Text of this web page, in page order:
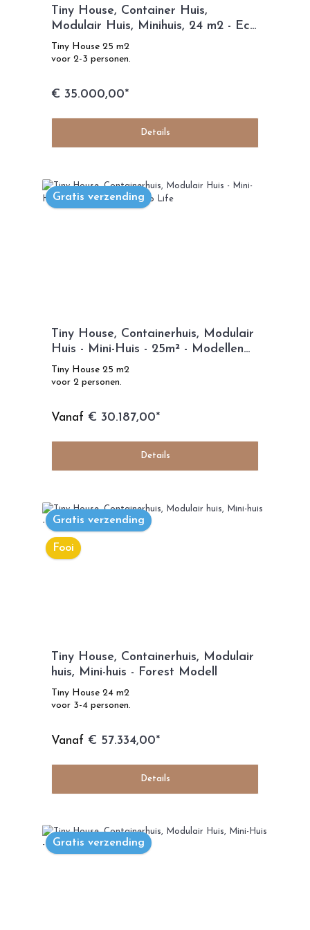
Tiny House, Container Huis,
Modulair Huis, Minihuis, 24 m2 - Eco
Dream Model
Tiny House 25 m2
voor 2-3 personen.
€ 35.000,00*
Details
Gratis verzending
Tiny House, Containerhuis, Modulair
Huis - Mini-Huis - 25m² - Modellen
Eco Life
Tiny House 25 m2
voor 2 personen.
Vanaf € 30.187,00*
Details
Gratis verzending
Fooi
Tiny House, Containerhuis, Modulair
huis, Mini-huis - Forest Modell
Tiny House 24 m2
voor 3-4 personen.
Vanaf € 57.334,00*
Details
Gratis verzending